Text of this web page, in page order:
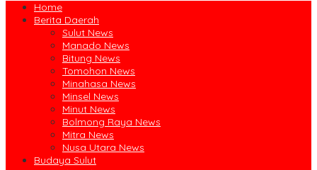
Home
Berita Daerah
Sulut News
Manado News
Bitung News
Tomohon News
Minahasa News
Minsel News
Minut News
Bolmong Raya News
Mitra News
Nusa Utara News
Budaya Sulut